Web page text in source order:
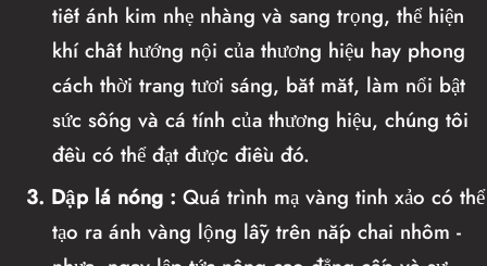
tiết ánh kim nhẹ nhàng và sang trọng, thể hiện
khí chất hướng nội của thương hiệu hay phong
cách thời trang tươi sáng, bắt mắt, làm nổi bật
sức sống và cá tính của thương hiệu, chúng tôi
đều có thể đạt được điều đó.
3. Dập lá nóng : Quá trình mạ vàng tinh xảo có thể
tạo ra ánh vàng lộng lẫy trên nắp chai nhôm -